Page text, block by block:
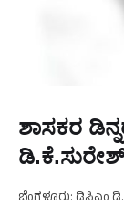
ಶಾಸಕರ
ಡಿ.ಕೆ.ಸುರೇಶ್‌
ಬೆಂಗಳೂರು: ಡಿಸಿಎಂ